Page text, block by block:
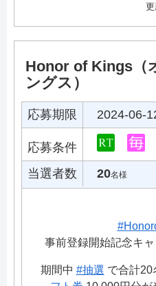
Honor of Kings（
ングス）
応募期限 2024-06-
応募条件
当選者数
20名様
事前登録開始記念キ
期間中 #抽選 で合計20